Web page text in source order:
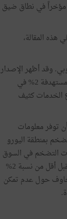
مؤخراً في نطاق ضيق
المقالة،
المركزي الأوروبي. وقد أظهر الإصدار
الأخير لبيانات أسعار المستهلك أن معدل التضخم الرئيسي بلغ 1.9% في مايو، قبل أن يصل إلى النسبة المستهدفة 2% في
الخدمات كثيف
توفر معلومات
بمنطقة اليورو
التي بلغت 4.2% في أوائل عام 2023، ظلت توقعات التضخم في السوق
تسير في اتجاه هبوطي، بيد أنه غير منتظم. وعلى مدى الأشهر الأربعة الماضية، ظلت التوقعات للعام المقبل أقل من نسبة 2%
التضخم من المخاوف حول عدم تمكن